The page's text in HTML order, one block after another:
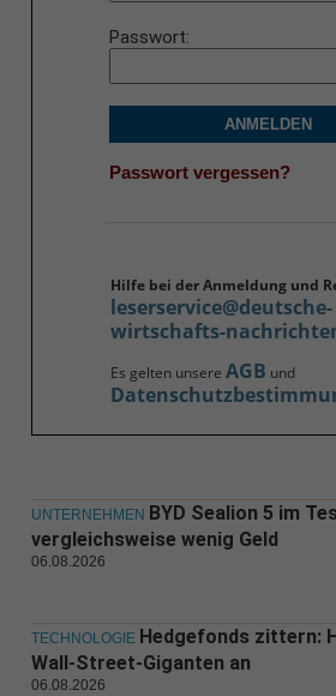
Passwort
ANMELDEN
Passwort vergessen?
Hilfe bei der Anmeldung und
leserservice@deutsche-
wirtschafts-
Es gelten unsere AGB und
UNTERNEHMEN BYD Sealion 5 im
vergleichsweise wenig Geld
06.08.2026
TECHNOLOGIE Hedgefonds zittern:
Wall-Street-Giganten an
06.08.2026